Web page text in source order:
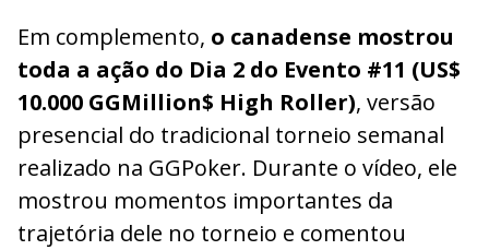
Em complemento, o canadense mostrou
toda a ação do Dia 2 do Evento #11 (US$
10.000 GGMillion$ High Roller), versão
presencial do tradicional torneio semanal
realizado na GGPoker. Durante o vídeo, ele
mostrou momentos importantes da
trajetória dele no torneio e comentou